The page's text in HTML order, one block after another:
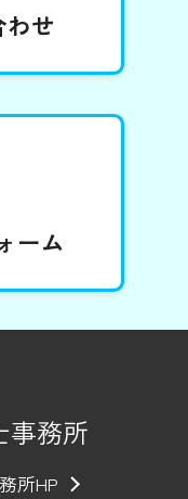
せ
ーム
事務所
所HP